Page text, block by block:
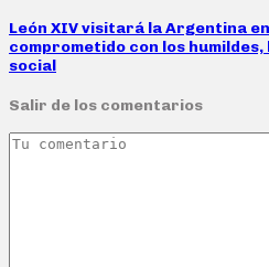
León XIV visitará la Argentina
comprometido con los
social
Salir de los comentarios